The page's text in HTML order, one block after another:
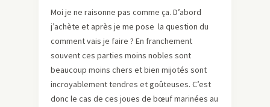
Moi je ne raisonne pas comme ça. D’abord
j’achète et après je me pose la question du
comment vais je faire ? En franchement
souvent ces parties moins nobles sont
beaucoup moins chers et bien mijotés sont
incroyablement tendres et goûteuses. C’est
donc le cas de ces joues de bœuf marinées au